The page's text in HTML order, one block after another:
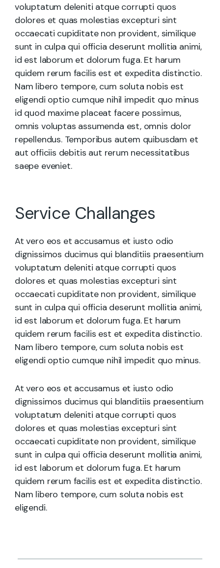
voluptatum deleniti atque corrupti quos
dolores et quas molestias excepturi sint
occaecati cupiditate non provident, similique
sunt in culpa qui officia deserunt mollitia animi,
id est laborum et dolorum fuga. Et harum
quidem rerum facilis est et expedita distinctio.
Nam libero tempore, cum soluta nobis est
eligendi optio cumque nihil impedit quo minus
id quod maxime placeat facere possimus,
omnis voluptas assumenda est, omnis dolor
repellendus. Temporibus autem quibusdam et
aut officiis debitis aut rerum necessitatibus
saepe eveniet.
Service Challanges
At vero eos et accusamus et iusto odio
dignissimos ducimus qui blanditiis praesentium
voluptatum deleniti atque corrupti quos
dolores et quas molestias excepturi sint
occaecati cupiditate non provident, similique
sunt in culpa qui officia deserunt mollitia animi,
id est laborum et dolorum fuga. Et harum
quidem rerum facilis est et expedita distinctio.
Nam libero tempore, cum soluta nobis est
eligendi optio cumque nihil impedit quo minus.
At vero eos et accusamus et iusto odio
dignissimos ducimus qui blanditiis praesentium
voluptatum deleniti atque corrupti quos
dolores et quas molestias excepturi sint
occaecati cupiditate non provident, similique
sunt in culpa qui officia deserunt mollitia animi,
id est laborum et dolorum fuga. Et harum
quidem rerum facilis est et expedita distinctio.
Nam libero tempore, cum soluta nobis est
eligendi.